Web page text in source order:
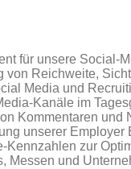
für unsere Social-
Reichweite,
Media und
Kanäle im
Kommentaren und
unserer Employer
zur
Messen und